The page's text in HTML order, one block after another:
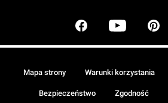
Mapa strony Warunki korzystania
Bezpieczeństwo Zgodność